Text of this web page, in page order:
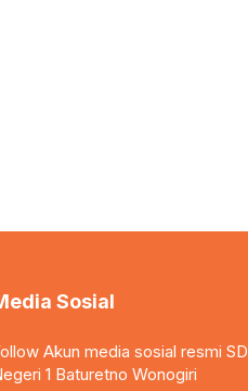
Sosial
Akun media sosial resmi SD
1 Baturetno Wonogiri